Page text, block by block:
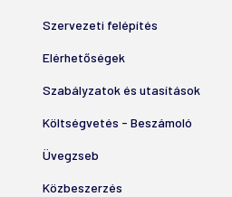
Szervezeti felépítés
Elérhetőségek
Szabályzatok és utasítások
Költségvetés - Beszámoló
Üvegzseb
Közbeszerzés